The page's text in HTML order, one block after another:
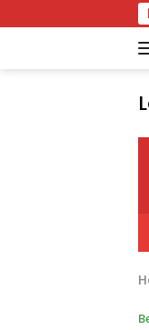
to
Perubahan 2026